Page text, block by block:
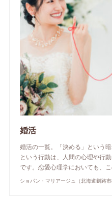
婚活
婚活の一覧。「決める」という
という行動は、人間の心理や行
です。恋愛心理学においても、